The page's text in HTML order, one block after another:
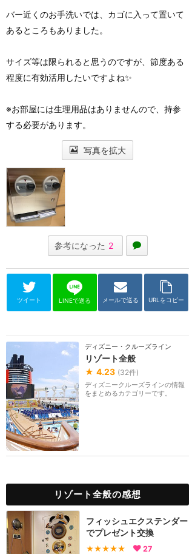
バー近くのお手洗いでは、カゴに入って置いて
あるところもありました。
サイズ等は限られると思うのですが、節度ある
程度に有効活用したいですよね✨
※お部屋には生理用品はありませんので、持参
する必要があります。
写真を拡大
参考になった 2
ツイート LINEで送る メールで送る URLをコピー
ディズニー・クルーズライン
リゾート全般
★ 4.23 (32件)
ディズニークルーズラインの情報
をまとめるカテゴリーです。
リゾート全般の感想
フィッシュエクステンダー
でプレゼント交換
★★★★★ 27